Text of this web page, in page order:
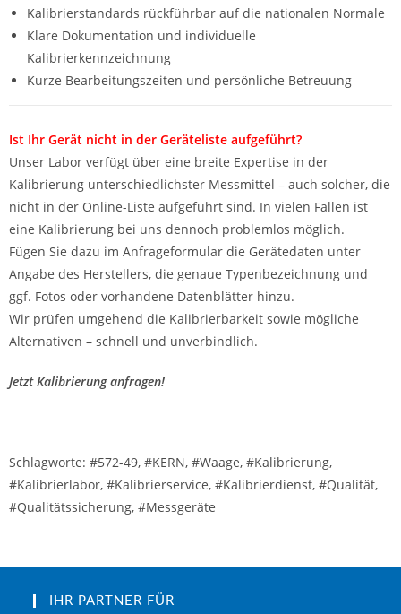
Kalibrierstandards rückführbar auf die nationalen Normale
Klare Dokumentation und individuelle
Kalibrierkennzeichnung
Kurze Bearbeitungszeiten und persönliche Betreuung
Ist Ihr Gerät nicht in der Geräteliste aufgeführt?
Unser Labor verfügt über eine breite Expertise in der
Kalibrierung unterschiedlichster Messmittel – auch solcher, die
nicht in der Online-Liste aufgeführt sind. In vielen Fällen ist
eine Kalibrierung bei uns dennoch problemlos möglich.
Fügen Sie dazu im Anfrageformular die Gerätedaten unter
Angabe des Herstellers, die genaue Typenbezeichnung und
ggf. Fotos oder vorhandene Datenblätter hinzu.
Wir prüfen umgehend die Kalibrierbarkeit sowie mögliche
Alternativen – schnell und unverbindlich.
Jetzt Kalibrierung anfragen!
Schlagworte: #572-49, #KERN, #Waage, #Kalibrierung,
#Kalibrierlabor, #Kalibrierservice, #Kalibrierdienst, #Qualität,
#Qualitätssicherung, #Messgeräte
IHR PARTNER FÜR